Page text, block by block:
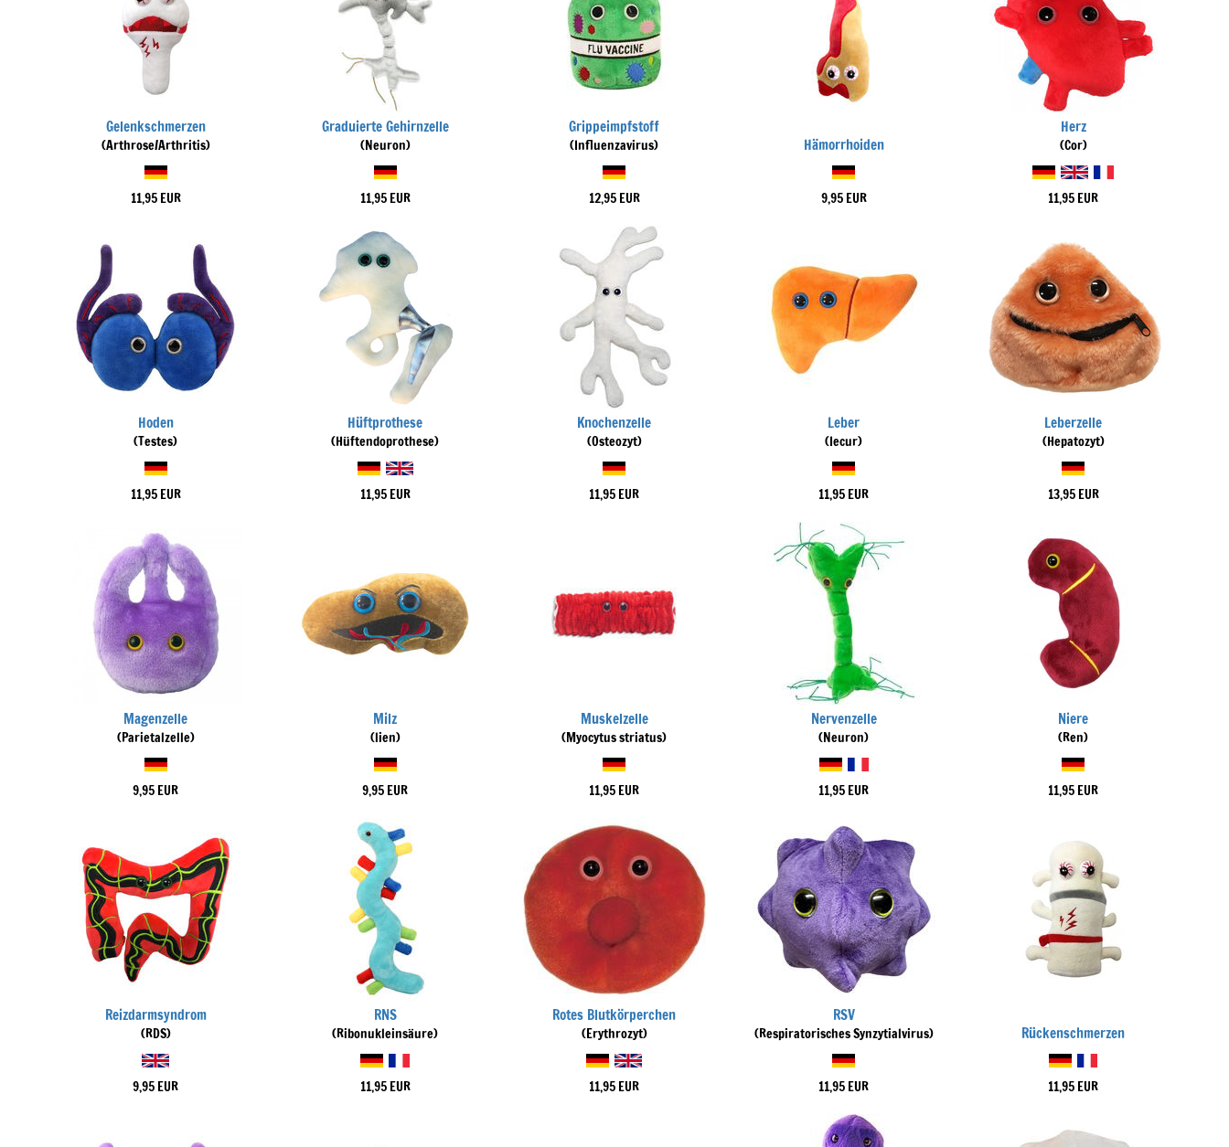
Gelenkschmerzen
(Arthrose/Arthritis)
11,95 EUR
Graduierte Gehirnzelle
(Neuron)
11,95 EUR
Grippeimpfstoff
(Influenzavirus)
12,95 EUR
Hämorrhoiden
9,95 EUR
Herz
(Cor)
11,95 EUR
Hoden
(Testes)
11,95 EUR
Hüftprothese
(Hüftendoprothese)
11,95 EUR
Knochenzelle
(Osteozyt)
11,95 EUR
Leber
(Iecur)
11,95 EUR
Leberzelle
(Hepatozyt)
13,95 EUR
Magenzelle
(Parietalzelle)
9,95 EUR
Milz
(lien)
9,95 EUR
Muskelzelle
(Myocytus striatus)
11,95 EUR
Nervenzelle
(Neuron)
11,95 EUR
Niere
(Ren)
11,95 EUR
Reizdarmsyndrom
(RDS)
9,95 EUR
RNS
(Ribonukleinsäure)
11,95 EUR
Rotes Blutkörperchen
(Erythrozyt)
11,95 EUR
RSV
(Respiratorisches Synzytialvirus)
11,95 EUR
Rückenschmerzen
11,95 EUR